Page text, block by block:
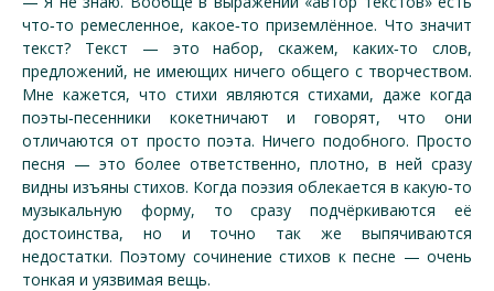
что‑то ремесленное, какое‑то приземлённое. Что значит
текст? Текст — это набор, скажем, каких‑то слов,
предложений, не имеющих ничего общего с творчеством.
Мне кажется, что стихи являются стихами, даже когда
поэты‑песенники кокетничают и говорят, что они
отличаются от просто поэта. Ничего подобного. Просто
песня — это более ответственно, плотно, в ней сразу
видны изъяны стихов. Когда поэзия облекается в какую‑то
музыкальную форму, то сразу подчёркиваются её
достоинства, но и точно так же выпячиваются
недостатки. Поэтому сочинение стихов к песне — очень
тонкая и уязвимая вещь.